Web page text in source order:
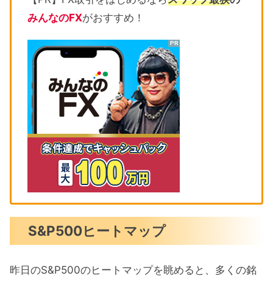
みんなのFXがおすすめ！
S&P500ヒートマップ
昨日のS&P500のヒートマップを眺めると、多くの銘